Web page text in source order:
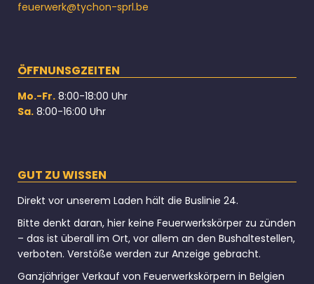
feuerwerk@tychon-sprl.be
ÖFFNUNSGZEITEN
Mo.-Fr. 8:00-18:00 Uhr
Sa. 8:00-16:00 Uhr
GUT ZU WISSEN
Direkt vor unserem Laden hält die Buslinie 24.
Bitte denkt daran, hier keine Feuerwerkskörper zu zünden
– das ist überall im Ort, vor allem an den Bushaltestellen,
verboten. Verstöße werden zur Anzeige gebracht.
Ganzjähriger Verkauf von Feuerwerkskörpern in Belgien